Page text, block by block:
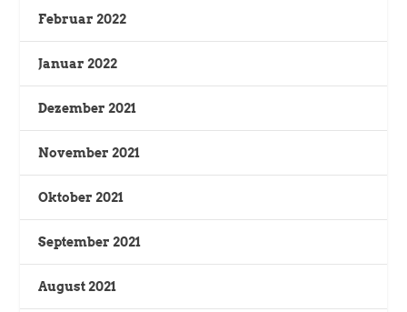
Februar 2022
Januar 2022
Dezember 2021
November 2021
Oktober 2021
September 2021
August 2021